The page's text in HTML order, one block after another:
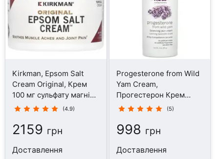
Kirkman, Epsom Salt
Cream Original, Крем
100 мг сульфату магнію,
113 г
(4.9)
2159 грн
Доставлення
Progesterone from Wild
Yam Cream,
Прогестерон Крем
Дикий ямс, 85 г
(5)
998 грн
Доставлення